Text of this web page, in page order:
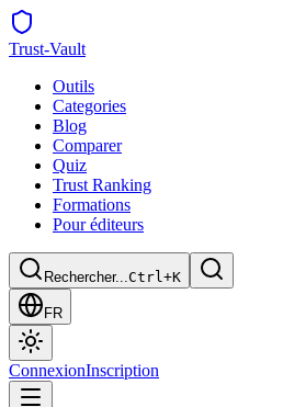
Trust-Vault
Outils
Categories
Blog
Comparer
Quiz
Trust Ranking
Formations
Pour éditeurs
Rechercher...Ctrl+K
FR
ConnexionInscription